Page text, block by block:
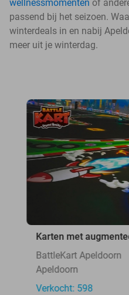
wellnessmomenten of
passend bij het seizoen.
winterdeals in en nabij
meer uit je winterdag.
Karten met
BattleKart Apeldoorn
Apeldoorn
Verkocht: 598